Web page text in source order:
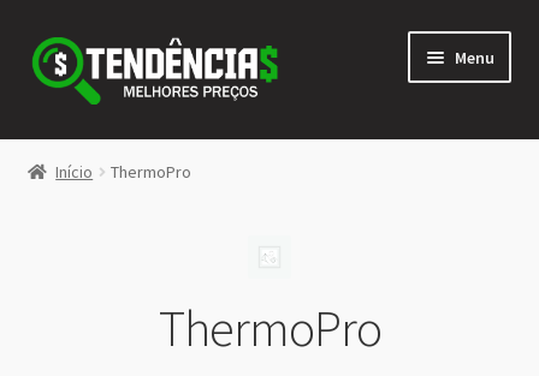
Pular
para
navegação
Pular
para
conteúdo
Menu
LOJA
Início ThermoPro
ThermoPro